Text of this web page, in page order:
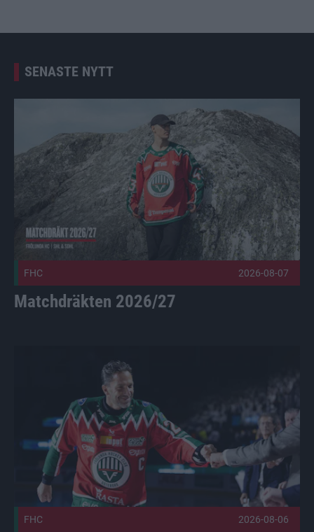
SENASTE NYTT
Matchdräkten 2026/27 Publicerad 2026-08-07
FHC 2026-08-07
Matchdräkten 2026/27
FHC 2026-08-06